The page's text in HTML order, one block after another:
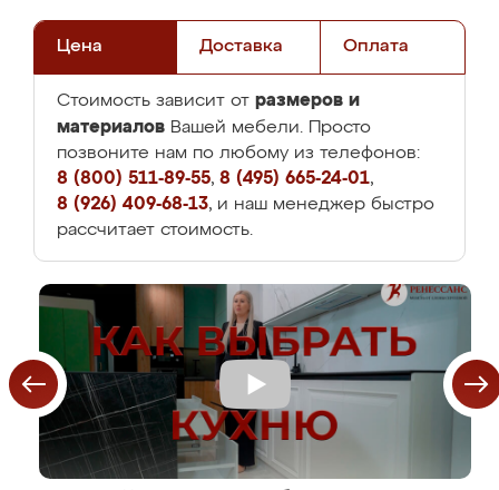
Цена Доставка Оплата
Стоимость зависит от размеров и
материалов Вашей мебели. Просто
позвоните нам по любому из телефонов:
8 (800) 511-89-55, 8 (495) 665-24-01,
8 (926) 409-68-13, и наш менеджер быстро
рассчитает стоимость.